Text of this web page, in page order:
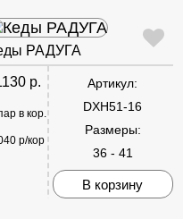
РАДУГА
р.
в кор.
р/кор
Артикул:
DXH51-16
Размеры:
36 - 41
В корзину